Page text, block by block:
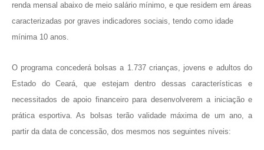
renda mensal abaixo de meio salário mínimo, e que residem em áreas
caracterizadas por graves indicadores sociais, tendo como idade
mínima 10 anos.
O programa concederá bolsas a 1.737 crianças, jovens e adultos do
Estado do Ceará, que estejam dentro dessas características e
necessitados de apoio financeiro para desenvolverem a iniciação e
prática esportiva. As bolsas terão validade máxima de um ano, a
partir da data de concessão, dos mesmos nos seguintes níveis: